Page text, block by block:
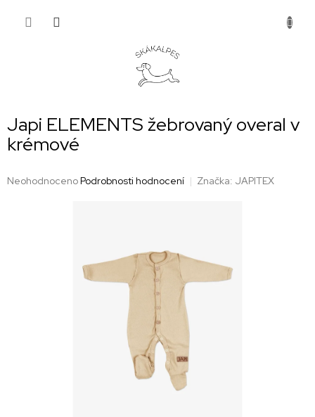
Japi ELEMENTS žebrovaný overal v
krémové
Průměrné
NeohodnocenoPodrobnosti hodnocení Značka: JAPITEX